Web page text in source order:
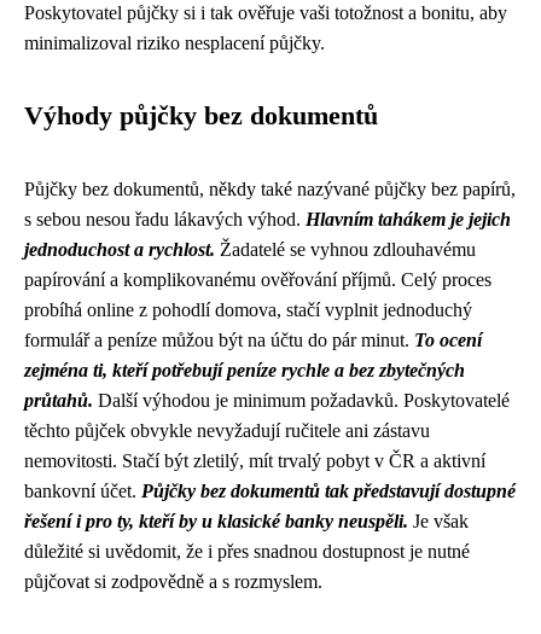
Poskytovatel půjčky si i tak ověřuje vaši totožnost a bonitu, aby
minimalizoval riziko nesplacení půjčky.
Výhody půjčky bez dokumentů
Půjčky bez dokumentů, někdy také nazývané půjčky bez papírů,
s sebou nesou řadu lákavých výhod. Hlavním tahákem je jejich
jednoduchost a rychlost. Žadatelé se vyhnou zdlouhavému
papírování a komplikovanému ověřování příjmů. Celý proces
probíhá online z pohodlí domova, stačí vyplnit jednoduchý
formulář a peníze můžou být na účtu do pár minut. To ocení
zejména ti, kteří potřebují peníze rychle a bez zbytečných
průtahů. Další výhodou je minimum požadavků. Poskytovatelé
těchto půjček obvykle nevyžadují ručitele ani zástavu
nemovitosti. Stačí být zletilý, mít trvalý pobyt v ČR a aktivní
bankovní účet. Půjčky bez dokumentů tak představují dostupné
řešení i pro ty, kteří by u klasické banky neuspěli. Je však
důležité si uvědomit, že i přes snadnou dostupnost je nutné
půjčovat si zodpovědně a s rozmyslem.